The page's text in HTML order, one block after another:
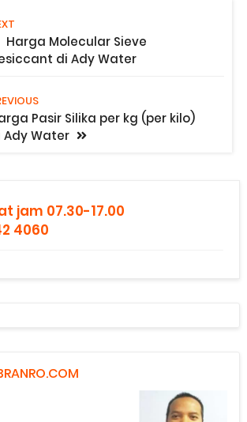
Harga Molecular Sieve
di Ady Water
Pasir Silika per kg (per kilo)
Ady Water
jam 07.30-17.00
4060